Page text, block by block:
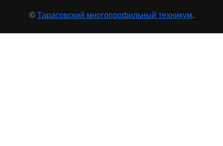
© Тарасовский многопрофильный техникум.